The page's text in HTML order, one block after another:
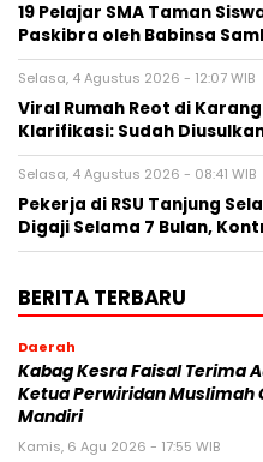
19 Pelajar SMA Taman
Paskibra oleh Babinsa
Selasa, 4 Agustus 2026 - 12:07 WIB
Viral Rumah Reot di
Klarifikasi: Sudah
Selasa, 4 Agustus 2026 - 08:41 WIB
Pekerja di RSU Tanjung
Digaji Selama 7 Bulan,
BERITA TERBARU
Daerah
Kabag Kesra Faisal Terima
Ketua Perwiridan Muslimah
Mandiri
Kamis, 6 Agu 2026 - 17:55 WIB